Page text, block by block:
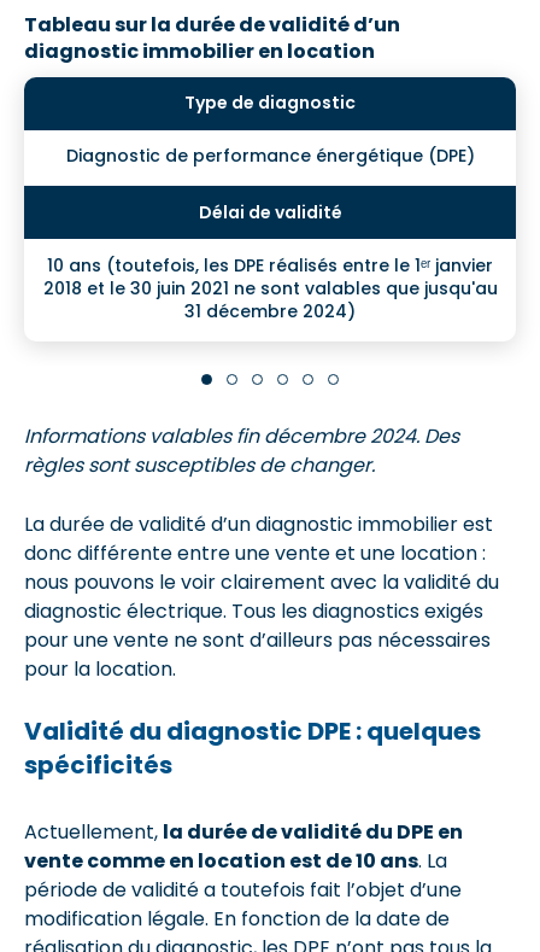
Tableau sur la durée de validité d’un
diagnostic immobilier en location
Diagnostic de performance énergétique (DPE)
10 ans (toutefois, les DPE réalisés entre le 1ᵉʳ janvier
2018 et le 30 juin 2021 ne sont valables que jusqu'au
31 décembre 2024)
Informations valables fin décembre 2024. Des
règles sont susceptibles de changer.
La durée de validité d’un diagnostic immobilier est
donc différente entre une vente et une location :
nous pouvons le voir clairement avec la validité du
diagnostic électrique. Tous les diagnostics exigés
pour une vente ne sont d’ailleurs pas nécessaires
pour la location.
Validité du diagnostic DPE : quelques
spécificités
Actuellement, la durée de validité du DPE en
vente comme en location est de 10 ans. La
période de validité a toutefois fait l’objet d’une
modification légale. En fonction de la date de